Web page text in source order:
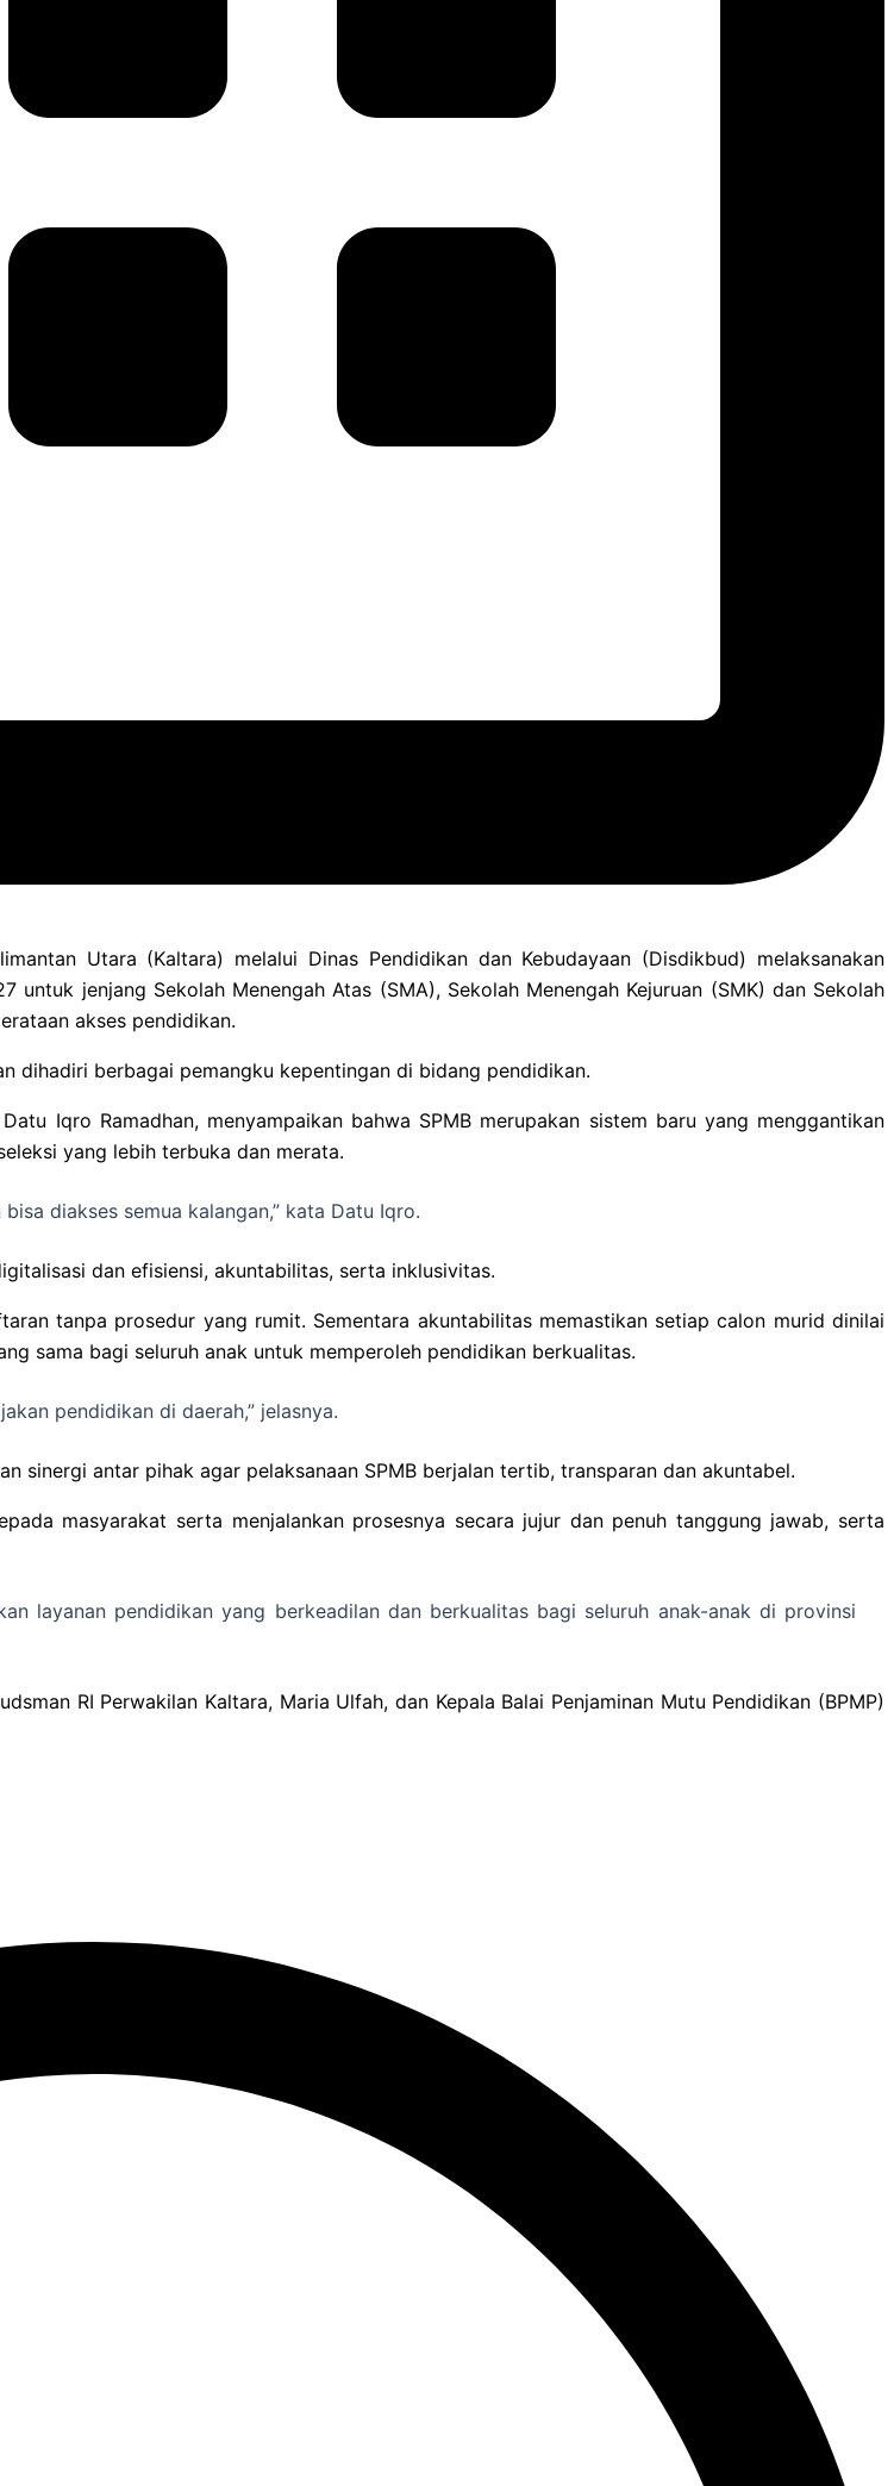
Utara (Kaltara) melalui Dinas Pendidikan dan Kebudayaan (Disdikbud) melaksanakan
untuk jenjang Sekolah Menengah Atas (SMA), Sekolah Menengah Kejuruan (SMK) dan Sekolah
akses pendidikan.
dihadiri berbagai pemangku kepentingan di bidang pendidikan.
Iqro Ramadhan, menyampaikan bahwa SPMB merupakan sistem baru yang menggantikan
yang lebih terbuka dan merata.
diakses semua kalangan,” kata Datu Iqro.
dan efisiensi, akuntabilitas, serta inklusivitas.
tanpa prosedur yang rumit. Sementara akuntabilitas memastikan setiap calon murid dinilai
sama bagi seluruh anak untuk memperoleh pendidikan berkualitas.
pendidikan di daerah,” jelasnya.
sinergi antar pihak agar pelaksanaan SPMB berjalan tertib, transparan dan akuntabel.
masyarakat serta menjalankan prosesnya secara jujur dan penuh tanggung jawab, serta
layanan pendidikan yang berkeadilan dan berkualitas bagi seluruh anak-anak di provinsi
RI Perwakilan Kaltara, Maria Ulfah, dan Kepala Balai Penjaminan Mutu Pendidikan (BPMP)